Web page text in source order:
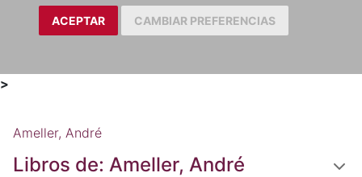
ACEPTAR CAMBIAR PREFERENCIAS
>
Ameller, André
Libros de: Ameller, André